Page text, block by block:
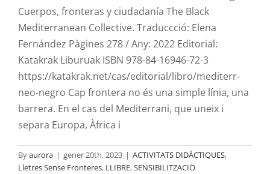
Cuerpos, fronteras y ciudadanía The Black
Mediterranean Collective. Traduccció: Elena
Fernández Pàgines 278 / Any: 2022 Editorial:
Katakrak Liburuak ISBN 978-84-16946-72-3
https://katakrak.net/cas/editorial/libro/mediterr-
neo-negro Cap frontera no és una simple línia, una
barrera. En el cas del Mediterrani, que uneix i
separa Europa, Àfrica i
Byaurora | gener 20th, 2023 | ACTIVITATS DIDÀCTIQUES,
Lletres Sense Fronteres, LLIBRE,SENSIBILITZACIÖ
LLetres sense fronteres: Migrar i